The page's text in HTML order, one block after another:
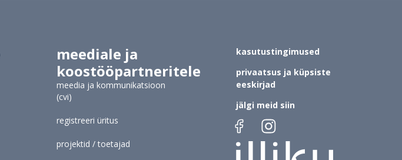
meediale ja
koostööpartneritele
meedia ja kommunikatsioon
(cvi)
registreeri üritus
projektid / toetajad
kasutustingimused
privaatsus ja küpsiste
eeskirjad
jälgi meid siin